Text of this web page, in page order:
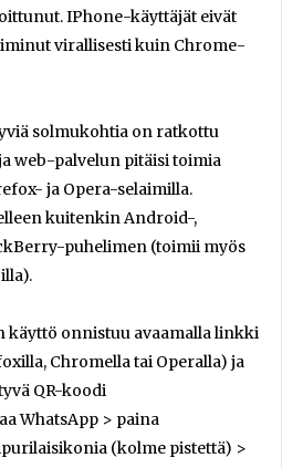
IPhone-käyttäjät eivät
virallisesti kuin Chrome-
solmukohtia on ratkottu
web-palvelun pitäisi toimia
ja Opera-selaimilla.
kuitenkin Android-,
puhelimen (toimii myös
käyttö onnistuu avaamalla linkki
Chromella tai Operalla) ja
QR-koodi
WhatsApp > paina
(kolme pistettä) >